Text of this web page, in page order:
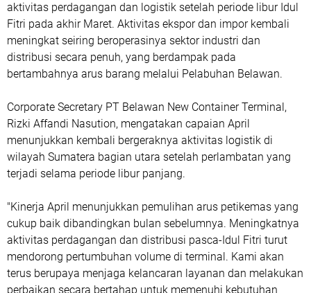
aktivitas perdagangan dan logistik setelah periode libur Idul
Fitri pada akhir Maret. Aktivitas ekspor dan impor kembali
meningkat seiring beroperasinya sektor industri dan
distribusi secara penuh, yang berdampak pada
bertambahnya arus barang melalui Pelabuhan Belawan.
Corporate Secretary PT Belawan New Container Terminal,
Rizki Affandi Nasution, mengatakan capaian April
menunjukkan kembali bergeraknya aktivitas logistik di
wilayah Sumatera bagian utara setelah perlambatan yang
terjadi selama periode libur panjang.
"Kinerja April menunjukkan pemulihan arus petikemas yang
cukup baik dibandingkan bulan sebelumnya. Meningkatnya
aktivitas perdagangan dan distribusi pasca-Idul Fitri turut
mendorong pertumbuhan volume di terminal. Kami akan
terus berupaya menjaga kelancaran layanan dan melakukan
perbaikan secara bertahap untuk memenuhi kebutuhan